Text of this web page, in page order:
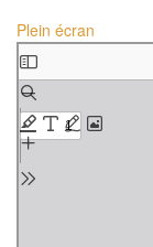
Plein écran
Aller
au
contenu
PDF